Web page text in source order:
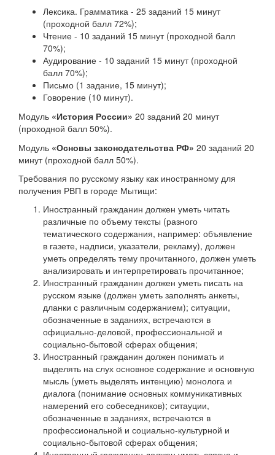
Лексика. Грамматика - 25 заданий 15 минут
(проходной балл 72%);
Чтение - 10 заданий 15 минут (проходной балл
70%);
Аудирование - 10 заданий 15 минут (проходной
балл 70%);
Письмо (1 задание, 15 минут);
Говорение (10 минут).
Модуль «История России» 20 заданий 20 минут
(проходной балл 50%).
Модуль «Основы законодательства РФ» 20 заданий 20
минут (проходной балл 50%).
Требования по русскому языку как иностранному для
получения РВП в городе Мытищи:
Иностранный гражданин должен уметь читать
различные по объему тексты (разного
тематического содержания, например: объявление
в газете, надписи, указатели, рекламу), должен
уметь определять тему прочитанного, должен уметь
анализировать и интерпретировать прочитанное;
Иностранный гражданин должен уметь писать на
русском языке (должен уметь заполнять анкеты,
дланки с различным содержанием); ситуации,
обозначенные в заданиях, встречаются в
официально-деловой, профессиональной и
социально-бытовой сферах общения;
Иностранный гражданин должен понимать и
выделять на слух основное содержание и основную
мысль (уметь выделять интенцию) монолога и
диалога (понимание основных коммуникативных
намерений его собеседников); ситауции,
обозначенные в заданиях, встречаются в
профессиональной и социально-культурной и
социально-бытовой сферах общения;